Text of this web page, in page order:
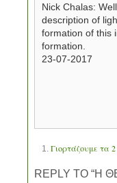
Nick Chalas:
description of
formation of this
formation.
23-07-2017
Γιορτάζουμε τα
REPLY TO “Η